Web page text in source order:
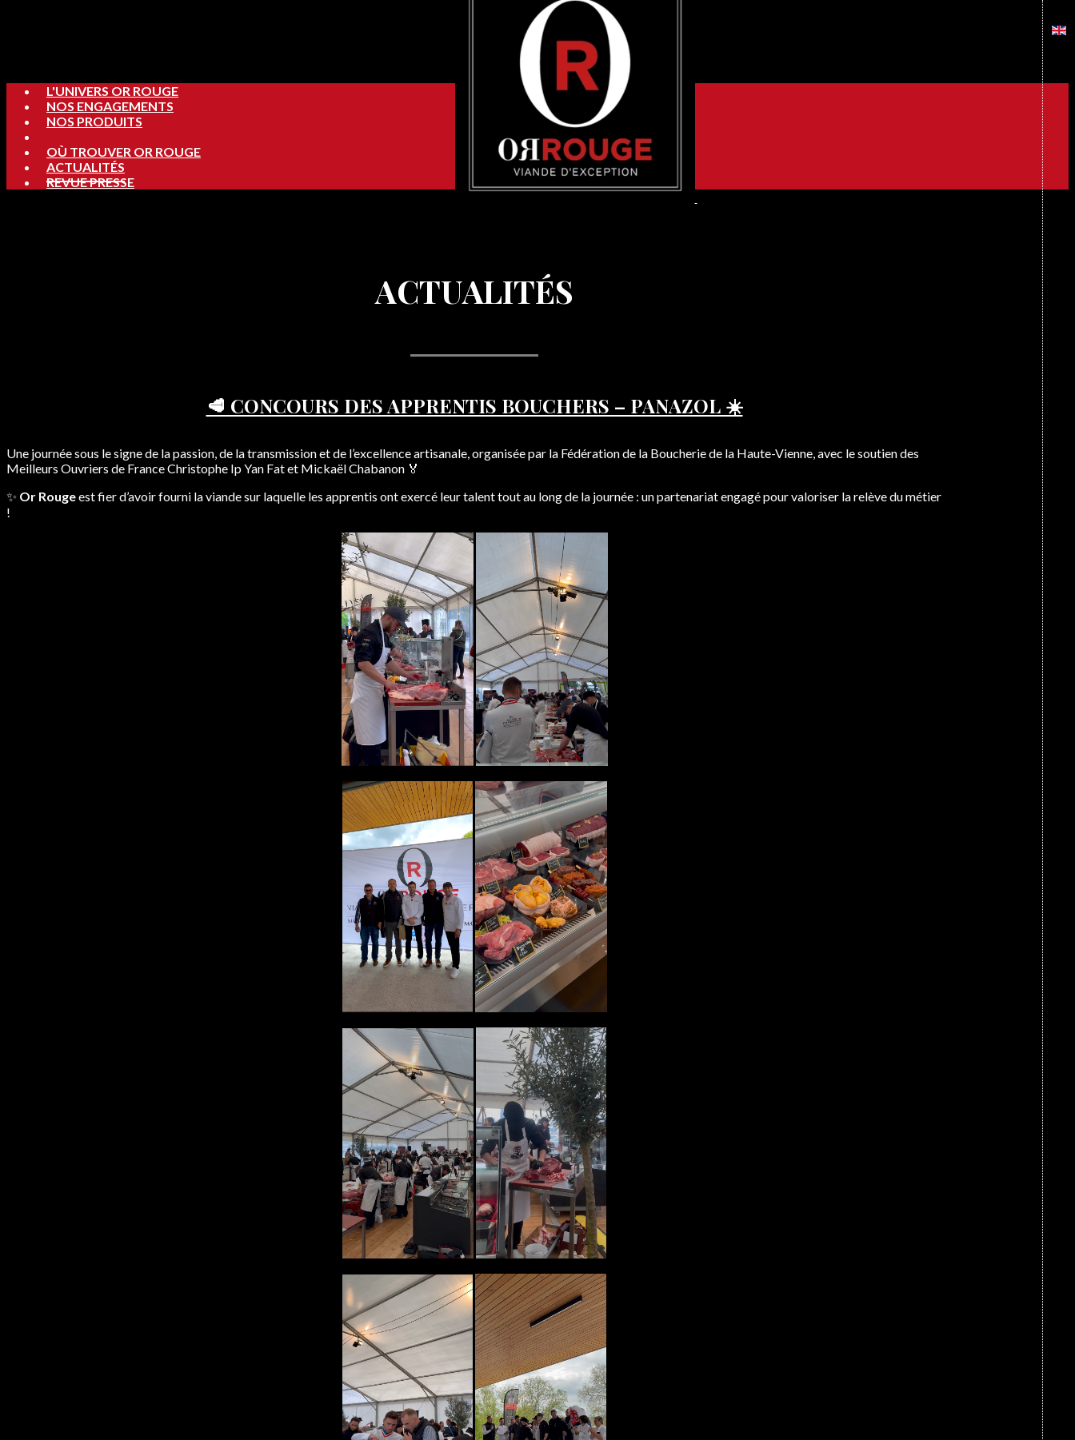
L'UNIVERS OR ROUGE
NOS ENGAGEMENTS
NOS PRODUITS
OÙ TROUVER OR ROUGE
ACTUALITÉS
REVUE PRESSE
ACTUALITÉS
🥩 CONCOURS DES APPRENTIS BOUCHERS – PANAZOL ☀️
Une journée sous le signe de la passion, de la transmission et de l’excellence artisanale, organisée par la Fédération de la Boucherie de la Haute-Vienne, avec le soutien des
Meilleurs Ouvriers de France Christophe Ip Yan Fat et Mickaël Chabanon 🏅
✨ Or Rougeest fier d’avoir fourni la viande sur laquelle les apprentis ont exercé leur talent tout au long de la journée : un partenariat engagé pour valoriser la relève du métier
!